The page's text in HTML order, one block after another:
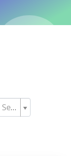
-- Ketikan NPSN atau Nama Sekolah--